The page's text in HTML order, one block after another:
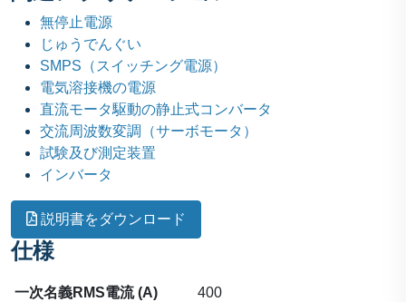
無停止電源
じゅうでんぐい
SMPS（スイッチング電源）
電気溶接機の電源
直流モータ駆動の静止式コンバータ
交流周波数変調（サーボモータ）
試験及び測定装置
インバータ
説明書をダウンロード
仕様
一次名義RMS電流 (A)
400